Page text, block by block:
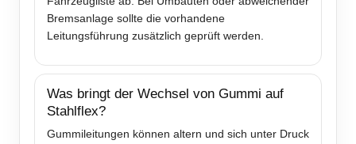
Bremsanlage sollte die vorhandene
Leitungsführung zusätzlich geprüft werden.
Was bringt der Wechsel von Gummi auf
Stahlflex?
Gummileitungen können altern und sich unter Druck